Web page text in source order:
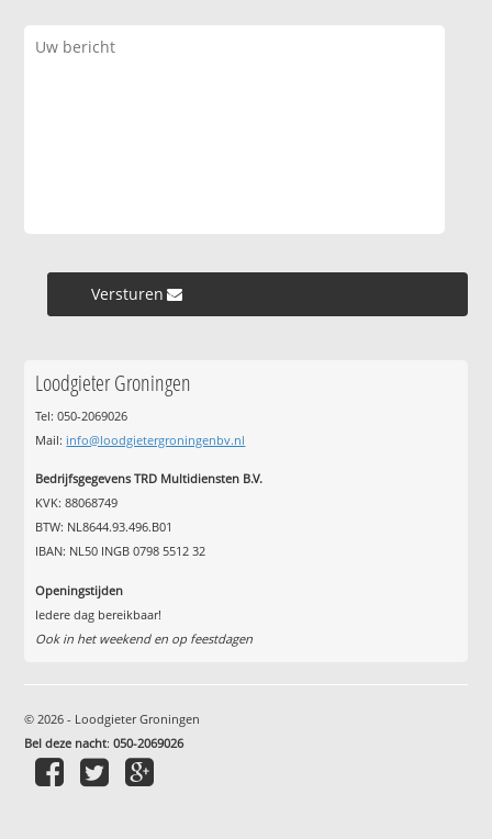
Versturen »
Loodgieter Groningen
Tel: 050-2069026
Mail: info@loodgietergroningenbv.nl
Bedrijfsgegevens TRD Multidiensten B.V.
KVK: 88068749
BTW: NL8644.93.496.B01
IBAN: NL50 INGB 0798 5512 32
Openingstijden
Iedere dag bereikbaar!
Ook in het weekend en op feestdagen
© 2026 - Loodgieter Groningen
Bel deze nacht:050-2069026